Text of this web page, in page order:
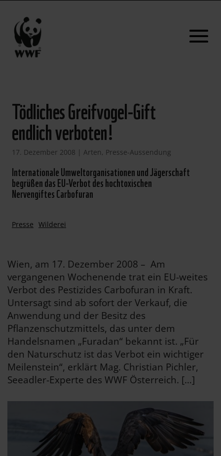
Tödliches Greifvogel-Gift
endlich verboten!
17. Dezember 2008 | Arten, Presse-Aussendung
Internationale Umweltorganisationen und Jägerschaft
begrüßen das EU-Verbot des hochtoxischen
Nervengiftes Carbofuran
Presse Wilderei
Wien, am 17. Dezember 2008 – Am
vergangenen Wochenende trat ein EU-weites
Verbot des Pestizides Carbofuran in Kraft.
Untersagt sind ab sofort der Verkauf, die
Anwendung und der Besitz des
Pflanzenschutzmittels, das unter dem
Handelsnamen „Furadan“ bekannt ist. „Für
den Naturschutz ist das Verbot ein wichtiger
Meilenstein“, erklärt Mag. Christian Pichler,
Seeadler-Experte des WWF Österreich. […]